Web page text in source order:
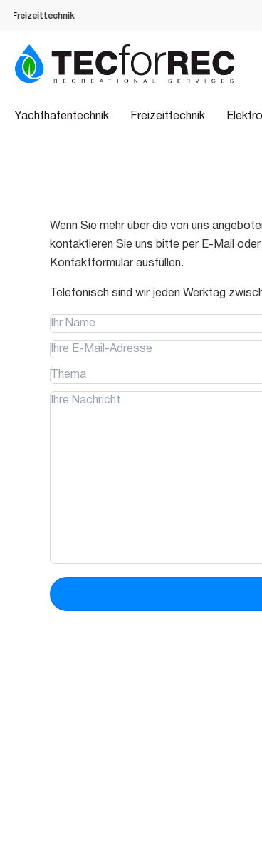
Spezialisiert auf Freizeittechnik
Yachthafentechnik Freizeittechnik
Wenn Sie mehr über die von uns
kontaktieren Sie uns bitte per E-Mail
Kontaktformular ausfüllen.
Telefonisch sind wir jeden Werktag